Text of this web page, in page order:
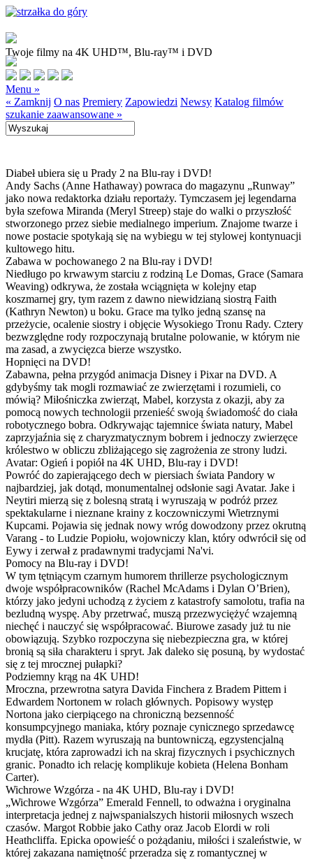
Twoje filmy na 4K UHD™, Blu-ray™ i DVD
Menu »
« Zamknij O nas Premiery Zapowiedzi Newsy Katalog filmów
szukanie zaawansowane »
Diabeł ubiera się u Prady 2 na Blu-ray i DVD!
Andy Sachs (Anne Hathaway) powraca do magazynu „Runway”
jako nowa redaktorka działu reportaży. Tymczasem jej legendarna
była szefowa Miranda (Meryl Streep) staje do walki o przyszłość
stworzonego przez siebie medialnego imperium. Znajome twarze i
nowe postacie spotykają się na wybiegu w tej stylowej kontynuacji
kultowego hitu.
Zabawa w pochowanego 2 na Blu-ray i DVD!
Niedługo po krwawym starciu z rodziną Le Domas, Grace (Samara
Weaving) odkrywa, że została wciągnięta w kolejny etap
koszmarnej gry, tym razem z dawno niewidzianą siostrą Faith
(Kathryn Newton) u boku. Grace ma tylko jedną szansę na
przeżycie, ocalenie siostry i objęcie Wysokiego Tronu Rady. Cztery
bezwzględne rody rozpoczynają brutalne polowanie, w którym nie
ma zasad, a zwycięzca bierze wszystko.
Hopnięci na DVD!
Zabawna, pełna przygód animacja Disney i Pixar na DVD. A
gdybyśmy tak mogli rozmawiać ze zwierzętami i rozumieli, co
mówią? Miłośniczka zwierząt, Mabel, korzysta z okazji, aby za
pomocą nowych technologii przenieść swoją świadomość do ciała
robotycznego bobra. Odkrywając tajemnice świata natury, Mabel
zaprzyjaźnia się z charyzmatycznym bobrem i jednoczy zwierzęce
królestwo w obliczu zbliżającego się zagrożenia ze strony ludzi.
Avatar: Ogień i popiół na 4K UHD, Blu-ray i DVD!
Powróć do zapierającego dech w piersiach świata Pandory w
najbardziej, jak dotąd, monumentalnej odsłonie sagi Avatar. Jake i
Neytiri mierzą się z bolesną stratą i wyruszają w podróż przez
spektakularne i nieznane krainy z koczowniczymi Wietrznymi
Kupcami. Pojawia się jednak nowy wróg dowodzony przez okrutną
Varang - to Ludzie Popiołu, wojowniczy klan, który odwrócił się od
Eywy i zerwał z pradawnymi tradycjami Na'vi.
Pomocy na Blu-ray i DVD!
W tym tętniącym czarnym humorem thrillerze psychologicznym
dwoje współpracowników (Rachel McAdams i Dylan O’Brien),
którzy jako jedyni uchodzą z życiem z katastrofy samolotu, trafia na
bezludną wyspę. Aby przetrwać, muszą przezwyciężyć wzajemną
niechęć i nauczyć się współpracować. Biurowe zasady już tu nie
obowiązują. Szybko rozpoczyna się niebezpieczna gra, w której
bronią są siła charakteru i spryt. Jak daleko się posuną, by wydostać
się z tej mrocznej pułapki?
Podziemny krąg na 4K UHD!
Mroczna, przewrotna satyra Davida Finchera z Bradem Pittem i
Edwardem Nortonem w rolach głównych. Popisowy występ
Nortona jako cierpiącego na chroniczną bezsenność
konsumpcyjnego maniaka, który poznaje cynicznego sprzedawcę
mydła (Pitt). Razem wyruszają na buntowniczą, egzystencjalną
krucjatę, która zaprowadzi ich na skraj fizycznych i psychicznych
granic. Ponadto ich relację komplikuje kobieta (Helena Bonham
Carter).
Wichrowe Wzgórza - na 4K UHD, Blu-ray i DVD!
„Wichrowe Wzgórza” Emerald Fennell, to odważna i oryginalna
interpretacja jednej z najwspanialszych historii miłosnych wszech
czasów. Margot Robbie jako Cathy oraz Jacob Elordi w roli
Heathcliffa. Epicka opowieść o pożądaniu, miłości i szaleństwie, w
której zakazana namiętność przeradza się z romantycznej w